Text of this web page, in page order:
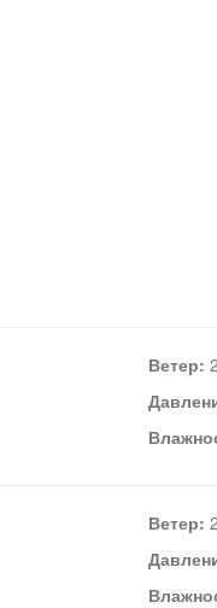
Ветер:
Ветер: